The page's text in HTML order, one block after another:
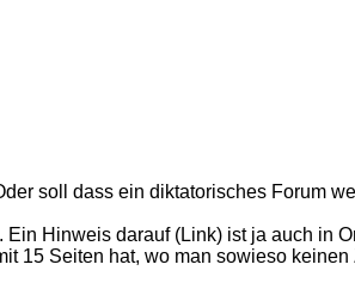
soll dass ein diktatorisches Forum
Hinweis darauf (Link) ist ja auch in
15 Seiten hat, wo man sowieso